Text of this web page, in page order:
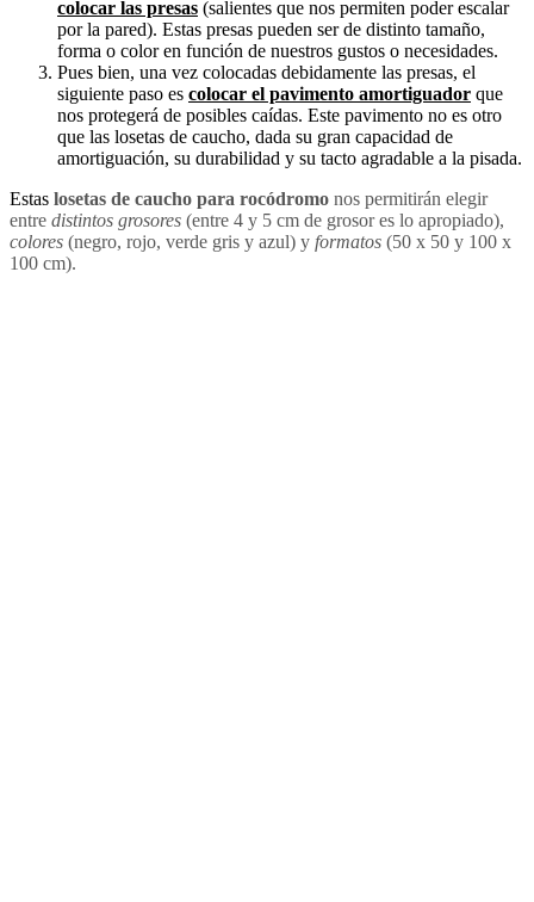
colocar las presas (salientes que nos permiten poder escalar
por la pared). Estas presas pueden ser de distinto tamaño,
forma o color en función de nuestros gustos o necesidades.
Pues bien, una vez colocadas debidamente las presas, el
siguiente paso es colocar el pavimento amortiguador que
nos protegerá de posibles caídas. Este pavimento no es otro
que las losetas de caucho, dada su gran capacidad de
amortiguación, su durabilidad y su tacto agradable a la pisada.
Estas losetas de caucho para rocódromo nos permitirán elegir
entre distintos grosores (entre 4 y 5 cm de grosor es lo apropiado),
colores (negro, rojo, verde gris y azul) y formatos (50 x 50 y 100 x
100 cm).